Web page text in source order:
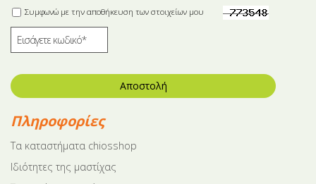
Συμφωνώ με την αποθήκευση των στοιχείων μου
Αποστολή
Πληροφορίες
Tα καταστήματα chiosshop
Ιδιότητες της μαστίχας